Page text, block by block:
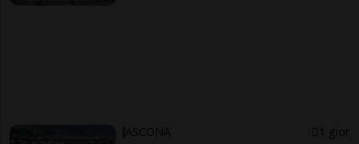
ASCONA 1 gior